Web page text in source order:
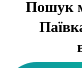
Пошук